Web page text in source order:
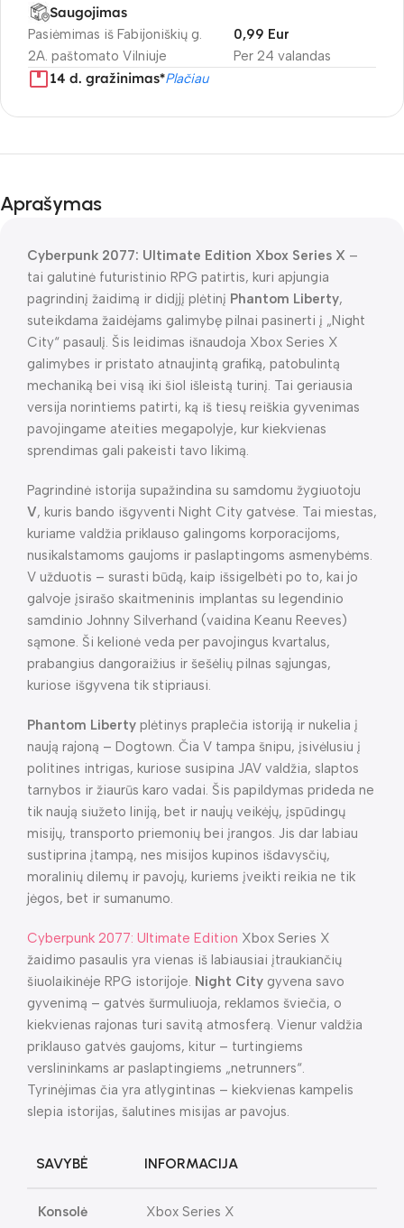
Saugojimas
Pasiėmimas iš Fabijoniškių g.
2A. paštomato Vilniuje
Per 24 valandas
0,99 Eur
14 d. gražinimas*Plačiau
Aprašymas
Cyberpunk 2077: Ultimate Edition Xbox Series X –
tai galutinė futuristinio RPG patirtis, kuri apjungia
pagrindinį žaidimą ir didįjį plėtinį Phantom Liberty,
suteikdama žaidėjams galimybę pilnai pasinerti į „Night
City“ pasaulį. Šis leidimas išnaudoja Xbox Series X
galimybes ir pristato atnaujintą grafiką, patobulintą
mechaniką bei visą iki šiol išleistą turinį. Tai geriausia
versija norintiems patirti, ką iš tiesų reiškia gyvenimas
pavojingame ateities megapolyje, kur kiekvienas
sprendimas gali pakeisti tavo likimą.
Pagrindinė istorija supažindina su samdomu žygiuotoju
V, kuris bando išgyventi Night City gatvėse. Tai miestas,
kuriame valdžia priklauso galingoms korporacijoms,
nusikalstamoms gaujoms ir paslaptingoms asmenybėms.
V užduotis – surasti būdą, kaip išsigelbėti po to, kai jo
galvoje įsirašo skaitmeninis implantas su legendinio
samdinio Johnny Silverhand (vaidina Keanu Reeves)
sąmone. Ši kelionė veda per pavojingus kvartalus,
prabangius dangoraižius ir šešėlių pilnas sąjungas,
kuriose išgyvena tik stipriausi.
Phantom Liberty plėtinys praplečia istoriją ir nukelia į
naują rajoną – Dogtown. Čia V tampa šnipu, įsivėlusiu į
politines intrigas, kuriose susipina JAV valdžia, slaptos
tarnybos ir žiaurūs karo vadai. Šis papildymas prideda ne
tik naują siužeto liniją, bet ir naujų veikėjų, įspūdingų
misijų, transporto priemonių bei įrangos. Jis dar labiau
sustiprina įtampą, nes misijos kupinos išdavysčių,
moralinių dilemų ir pavojų, kuriems įveikti reikia ne tik
jėgos, bet ir sumanumo.
Cyberpunk 2077: Ultimate Edition Xbox Series X
žaidimo pasaulis yra vienas iš labiausiai įtraukiančių
šiuolaikinėje RPG istorijoje. Night City gyvena savo
gyvenimą – gatvės šurmuliuoja, reklamos šviečia, o
kiekvienas rajonas turi savitą atmosferą. Vienur valdžia
priklauso gatvės gaujoms, kitur – turtingiems
verslininkams ar paslaptingiems „netrunners“.
Tyrinėjimas čia yra atlygintinas – kiekvienas kampelis
slepia istorijas, šalutines misijas ar pavojus.
SAVYBĖ INFORMACIJA
Konsolė Xbox Series X